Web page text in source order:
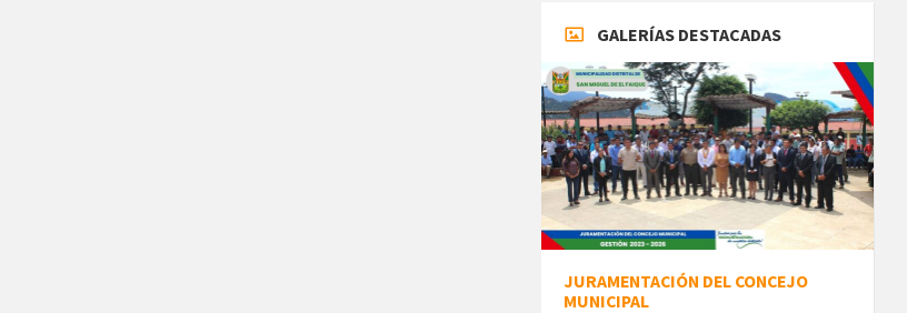
GALERÍAS DESTACADAS
JURAMENTACIÓN DEL CONCEJO
MUNICIPAL